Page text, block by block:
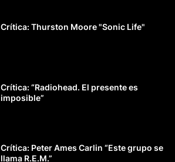
Crítica: Thurston Moore "Sonic Life"
Crítica: “Radiohead. El presente es
imposible”
Crítica: Peter Ames Carlin “Este grupo se
llama R.E.M.”